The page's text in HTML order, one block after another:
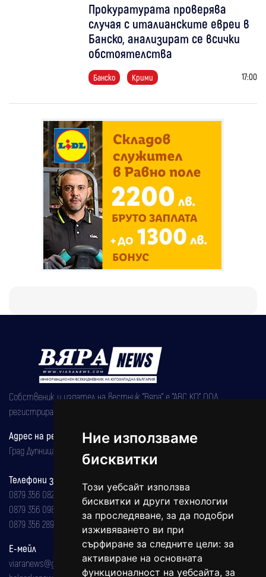
Ние използваме
бисквитки
Този уебсайт използва
бисквитки и други технологии
за проследяване, за да подобри
изживяването ви при
сърфиране за следните цели: за
активиране на основната
функционалност на уебсайта, за
Прокуратурата проверява
случая с италианските евреи в
Банско, анализират се всички
обстоятелства
Банско Крими 17:00
Собственик и издател на вестник "Вяра" е "АВС КО" ООД,
регистрирана на 08.05.2002 година.
Адрес на редакцията
Град Дупница, ул.''Христо Ботев" 43
Телефони за реклама и абонаменти
0879 356 082
0879 356 098
0879 356 289
Е-мейл
viaranews@gmail.com